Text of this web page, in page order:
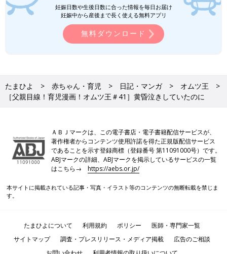
妊娠日数や生後日数に合った情報を毎日お届け
妊娠中から産後まで長く使える無料アプリ
無料ダウンロード
たまひよ 赤ちゃん・育児 日記・マンガ
オムツ王
［父親目線！育児漫画！オムツ王＃41］黄昏泣きしていたのに
ＡＢＪマークは、この電子書店・電子書籍配信サービスが、
著作権者からコンテンツ使用許諾を得た正規版配信サービス
であることを示す登録商標（登録番号 第11091000号）です。
ABJマークの詳細、ABJマークを掲示しているサービスの一覧
はこちら→https://aebs.or.jp/
本サイトに掲載されている記事・写真・イラスト等のコンテンツの無断転載を禁じま
す。
たまひよについて 利用規約 ポリシー
医師・専門家一覧
サイトマップ
調査・プレスリリース・メディア掲載
広告のご相談